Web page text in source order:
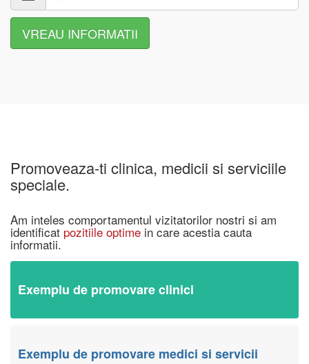
VREAU INFORMATII
Promoveaza-ti clinica, medicii si serviciile
speciale.
Am inteles comportamentul vizitatorilor nostri si am
identificat pozitiile optime in care acestia cauta
informatii.
Exemplu de promovare clinici
Exemplu de promovare medici si servicii